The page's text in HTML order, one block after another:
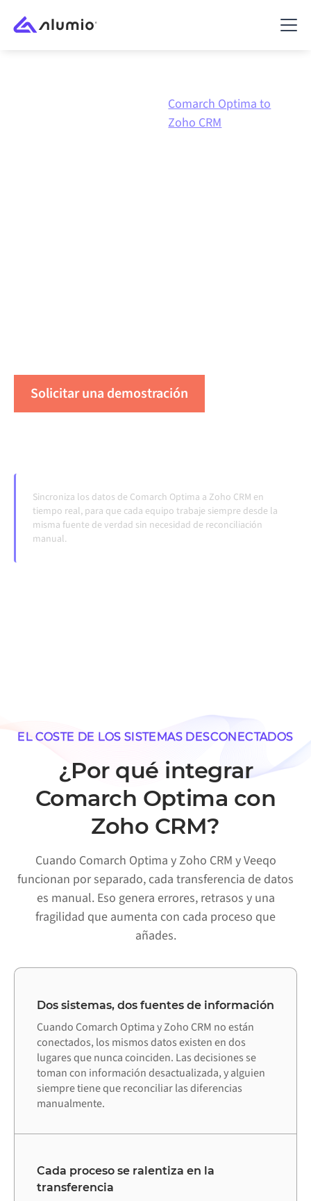
Comarch Optima to
Zoho CRM
Solicitar una demostración
Sincroniza los datos de Comarch Optima a Zoho CRM en
tiempo real, para que cada equipo trabaje siempre desde la
misma fuente de verdad sin necesidad de reconciliación
manual.
EL COSTE DE LOS SISTEMAS DESCONECTADOS
¿Por qué integrar
Comarch Optima con
Zoho CRM?
Cuando Comarch Optima y Zoho CRM y Veeqo
funcionan por separado, cada transferencia de datos
es manual. Eso genera errores, retrasos y una
fragilidad que aumenta con cada proceso que
añades.
Dos sistemas, dos fuentes de información
Cuando Comarch Optima y Zoho CRM no están
conectados, los mismos datos existen en dos
lugares que nunca coinciden. Las decisiones se
toman con información desactualizada, y alguien
siempre tiene que reconciliar las diferencias
manualmente.
Cada proceso se ralentiza en la
transferencia